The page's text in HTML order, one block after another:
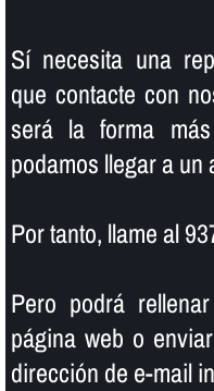
Sí­ necesita una
que contacte con
será la forma
podamos llegar a un
Por tanto, llame al
Pero podrá
página web o
dirección de e-mail